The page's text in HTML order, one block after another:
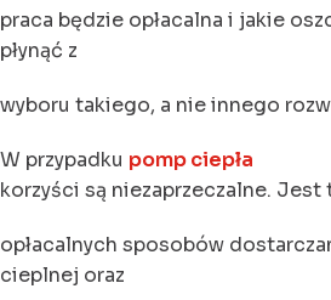
praca będzie opłacalna i jakie
płynąć z
wyboru takiego, a nie innego
W przypadku pomp ciepła
korzyści są niezaprzeczalne.
opłacalnych sposobów
cieplnej oraz